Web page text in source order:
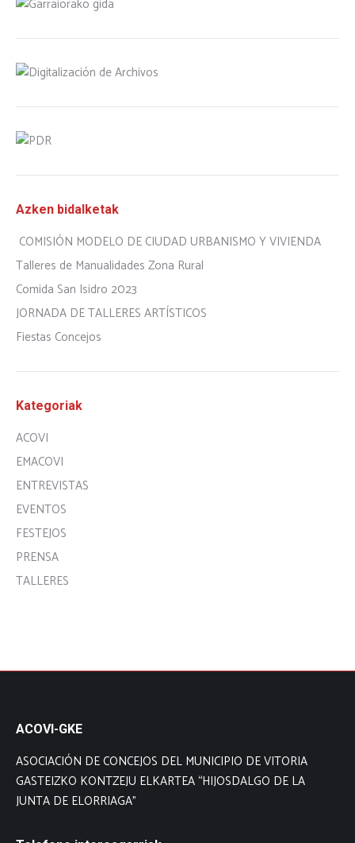
Azken bidalketak
COMISIÓN MODELO DE CIUDAD URBANISMO Y VIVIENDA
Talleres de Manualidades Zona Rural
Comida San Isidro 2023
JORNADA DE TALLERES ARTÍSTICOS
Fiestas Concejos
Kategoriak
ACOVI
EMACOVI
ENTREVISTAS
EVENTOS
FESTEJOS
PRENSA
TALLERES
ACOVI-GKE
ASOCIACIÓN DE CONCEJOS DEL MUNICIPIO DE VITORIA
GASTEIZKO KONTZEJU ELKARTEA “HIJOSDALGO DE LA
JUNTA DE ELORRIAGA”